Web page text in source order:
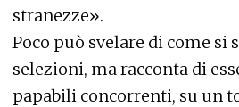
stranezze».
Poco può svelare di come si
selezioni, ma racconta di
papabili concorrenti, su un